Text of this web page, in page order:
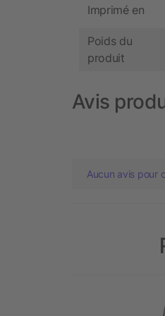
Imprimé en
Poids du
produit
Avis
Aucun avis pour